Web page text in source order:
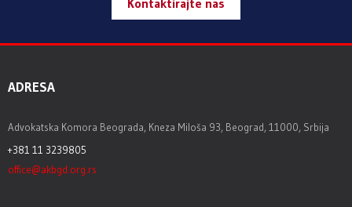
Kontaktirajte nas
ADRESA
Advokatska Komora Beograda, Kneza Miloša 93, Beograd, 11000, Srbija
+381 11 3239805
office@akbgd.org.rs